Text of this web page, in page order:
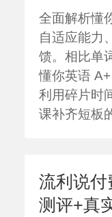
全面解析懂
自适应能力
馈。相比单
懂你英语
利用碎片时
课补齐短板
流利说
测评+真